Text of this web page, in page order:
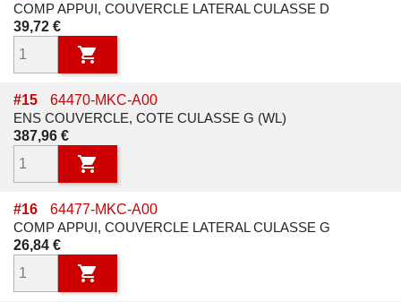
COMP APPUI, COUVERCLE LATERAL CULASSE D
Prix
39,72 €

#15
64470-MKC-A00
ENS COUVERCLE, COTE CULASSE G (WL)
Prix
387,96 €

#16
64477-MKC-A00
COMP APPUI, COUVERCLE LATERAL CULASSE G
Prix
26,84 €
